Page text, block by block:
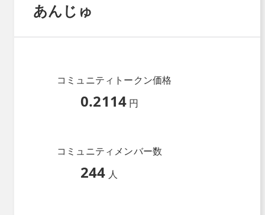
あんじゅ
コミュニティトークン価格
0.2114 円
コミュニティメンバー数
244 人